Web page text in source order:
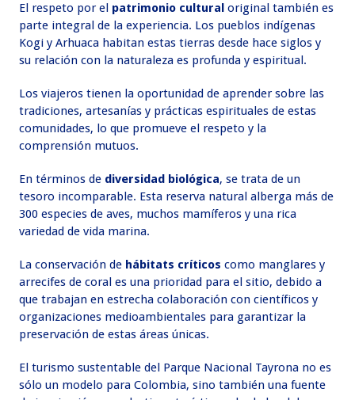
El respeto por el patrimonio cultural original también es
parte integral de la experiencia. Los pueblos indígenas
Kogi y Arhuaca habitan estas tierras desde hace siglos y
su relación con la naturaleza es profunda y espiritual.
Los viajeros tienen la oportunidad de aprender sobre las
tradiciones, artesanías y prácticas espirituales de estas
comunidades, lo que promueve el respeto y la
comprensión mutuos.
En términos de diversidad biológica, se trata de un
tesoro incomparable. Esta reserva natural alberga más de
300 especies de aves, muchos mamíferos y una rica
variedad de vida marina.
La conservación de hábitats críticos como manglares y
arrecifes de coral es una prioridad para el sitio, debido a
que trabajan en estrecha colaboración con científicos y
organizaciones medioambientales para garantizar la
preservación de estas áreas únicas.
El turismo sustentable del Parque Nacional Tayrona no es
sólo un modelo para Colombia, sino también una fuente